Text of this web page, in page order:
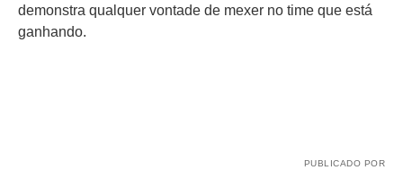
demonstra qualquer vontade de mexer no time que está
ganhando.
PUBLICADO POR